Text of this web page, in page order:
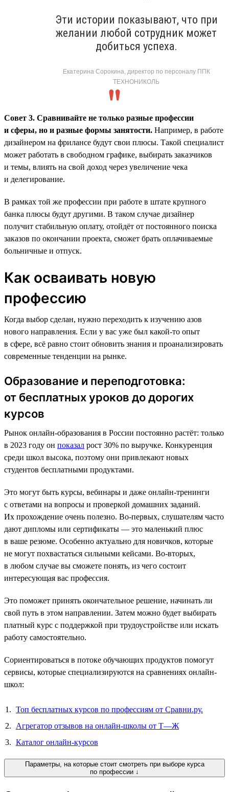
Эти истории показывают, что при
желании любой сотрудник может
добиться успеха.
Екатерина Сорокина, директор по персоналу ППК
ТЕХНОНИКОЛЬ
Совет 3. Сравнивайте не только разные профессии
и сферы, но и разные формы занятости. Например, в работе
дизайнером на фрилансе будут свои плюсы. Такой специалист
может работать в свободном графике, выбирать заказчиков
и темы, влиять на свой доход через увеличение чека
и делегирование.
В рамках той же профессии при работе в штате крупного
банка плюсы будут другими. В таком случае дизайнер
получит стабильную оплату, отойдёт от постоянного поиска
заказов по окончании проекта, сможет брать оплачиваемые
больничные и отпуск.
Как осваивать новую
профессию
Когда выбор сделан, нужно переходить к изучению азов
нового направления. Если у вас уже был какой-то опыт
в сфере, всё равно стоит обновить знания и проанализировать
современные тенденции на рынке.
Образование и переподготовка:
от бесплатных уроков до дорогих
курсов
Рынок онлайн-образования в России постоянно растёт: только
в 2023 году он показал рост 30% по выручке. Конкуренция
среди школ высока, поэтому они привлекают новых
студентов бесплатными продуктами.
Это могут быть курсы, вебинары и даже онлайн-тренинги
с ответами на вопросы и проверкой домашних заданий.
Их прохождение очень полезно. Во-первых, слушателям часто
дают дипломы или сертификаты — это маленький плюс
в ваше резюме. Особенно актуально для новичков, которые
не могут похвастаться сильными кейсами. Во-вторых,
в любом случае вы сможете понять, из чего состоит
интересующая вас профессия.
Это поможет принять окончательное решение, начинать ли
свой путь в этом направлении. Затем можно будет выбирать
платный курс с поддержкой при трудоустройстве или искать
работу самостоятельно.
Сориентироваться в потоке обучающих продуктов помогут
сервисы, которые специализируются на сравнениях онлайн-
школ:
Топ бесплатных курсов по профессиям от Сравни.ру.
Агрегатор отзывов на онлайн-школы от Т—Ж
Каталог онлайн-курсов
Параметры, на которые стоит смотреть при выборе курса
по профессии ↓